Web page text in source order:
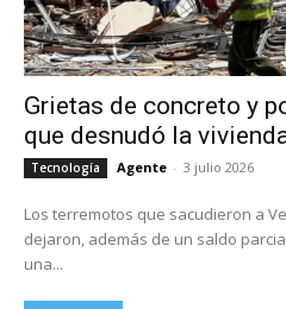
Grietas de concreto y
que desnudó la
Tecnología Agente - 3 julio 2026
Los terremotos que sacudieron a
dejaron, además de un saldo
una...